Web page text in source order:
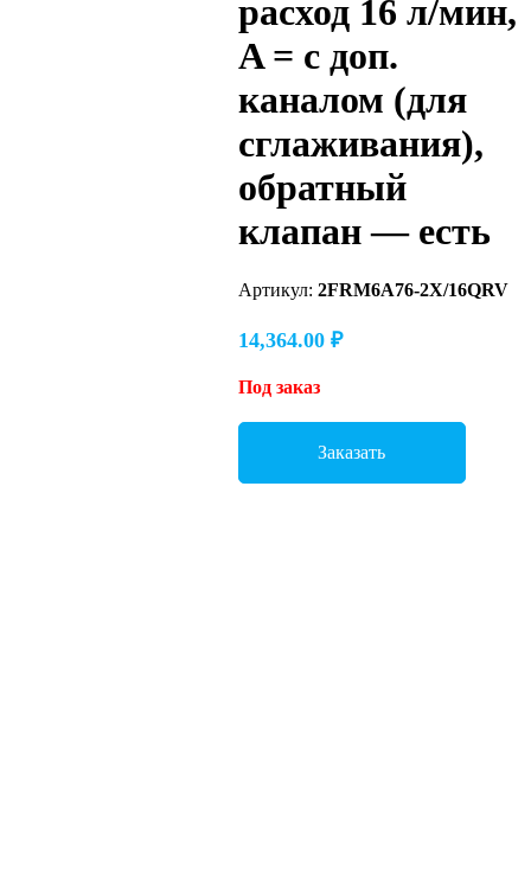
расход 16 л/мин,
A = с доп.
каналом (для
сглаживания),
обратный
клапан — есть
Артикул: 2FRM6A76-2X/16QRV
14,364.00 ₽
Под заказ
Заказать